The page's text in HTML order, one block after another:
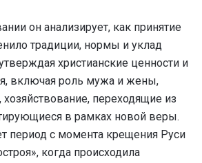
он анализирует, как принятие
традиции, нормы и уклад
христианские ценности и
включая роль мужа и жены,
хозяйствование, переходящие из
в рамках новой веры.
период с момента крещения Руси
когда происходила